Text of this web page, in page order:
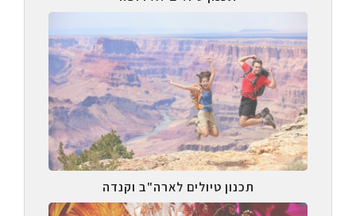
תכנון טיולים לארה"ב וקנדה